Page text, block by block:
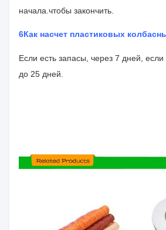
начала. чтобы закончить.
6Как насчет пластиковых
Если есть запасы, через 7 дней,
до 25 дней.